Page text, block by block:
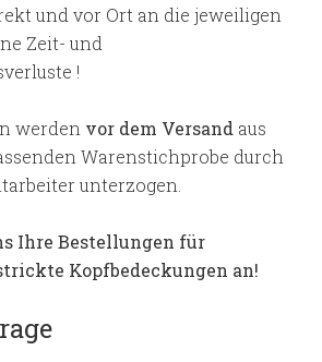
und vor Ort an die jeweiligen
Zeit- und
!
werden vor dem Versand aus
Warenstichprobe durch
unterzogen.
Ihre Bestellungen für
Kopfbedeckungen an!